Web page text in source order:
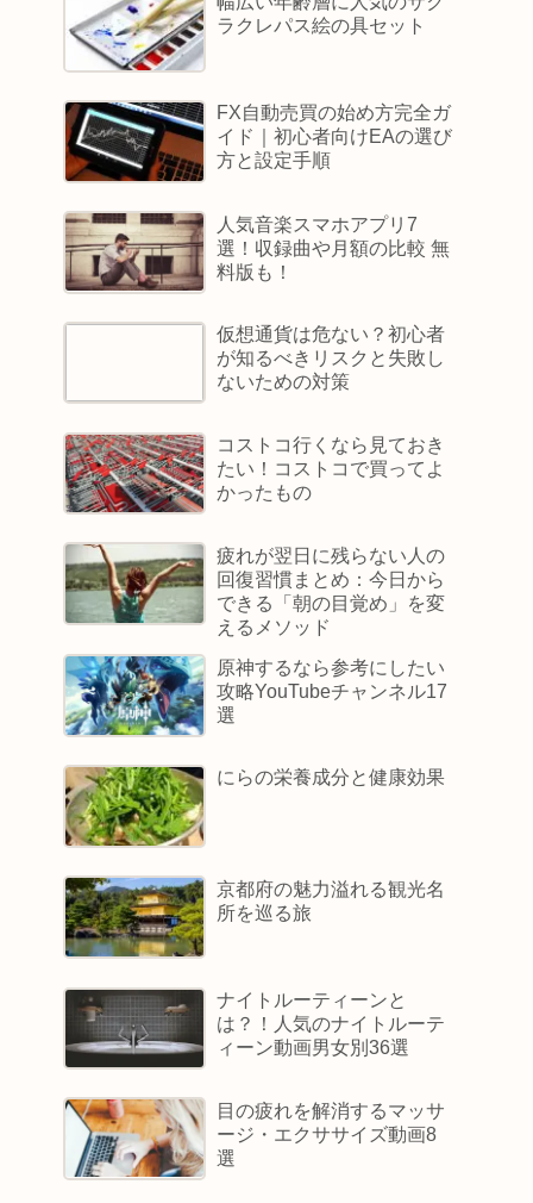
ラクレパス絵の具セット
FX自動売買の始め方完全ガ
イド｜初心者向けEAの選び
方と設定手順
人気音楽スマホアプリ7
選！収録曲や月額の比較 無
料版も！
仮想通貨は危ない？初心者
が知るべきリスクと失敗し
ないための対策
コストコ行くなら見ておき
たい！コストコで買ってよ
かったもの
疲れが翌日に残らない人の
回復習慣まとめ：今日から
できる「朝の目覚め」を変
えるメソッド
原神するなら参考にしたい
攻略YouTubeチャンネル17
選
にらの栄養成分と健康効果
京都府の魅力溢れる観光名
所を巡る旅
ナイトルーティーンと
は？！人気のナイトルーテ
ィーン動画男女別36選
目の疲れを解消するマッサ
ージ・エクササイズ動画8
選